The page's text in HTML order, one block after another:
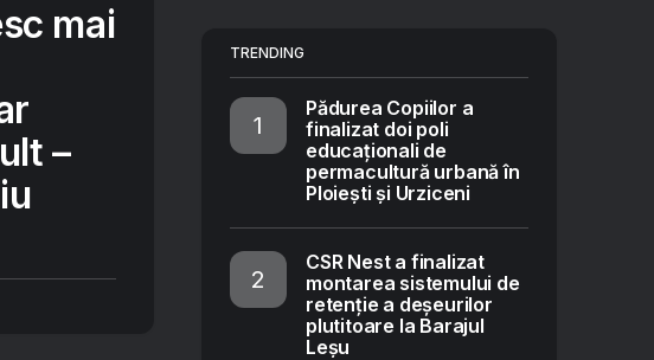
mai
–
TRENDING
Pădurea Copiilor a
finalizat doi poli
educaționali de
permacultură urbană în
Ploiești și Urziceni
CSR Nest a finalizat
montarea sistemului de
retenție a deșeurilor
plutitoare la Barajul
Leșu